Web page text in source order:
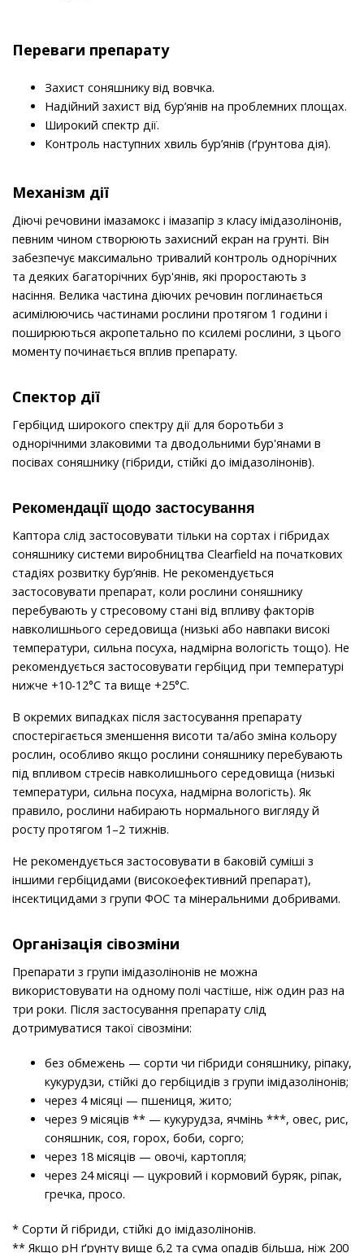
Переваги препарату
Захист соняшнику від вовчка.
Надійний захист від бур’янів на проблемних площах.
Широкий спектр дії.
Контроль наступних хвиль бур’янів (ґрунтова дія).
Механізм дії
Діючі речовини імазамокс і імазапір з класу імідазолінонів,
певним чином створюють захисний екран на грунті. Він
забезпечує максимально тривалий контроль однорічних
та деяких багаторічних бур'янів, які проростають з
насіння. Велика частина діючих речовин поглинається
асимілюючись частинами рослини протягом 1 години і
поширюються акропетально по ксилемі рослини, з цього
моменту починається вплив препарату.
Спектор дії
Гербіцид широкого спектру дії для боротьби з
однорічними злаковими та дводольними бур'янами в
посівах соняшнику (гібриди, стійкі до імідазолінонів).
Рекомендації щодо застосування
Каптора слід застосовувати тільки на сортах і гібридах
соняшнику системи виробництва Clearfield на початкових
стадіях розвитку бур’янів. Не рекомендується
застосовувати препарат, коли рослини соняшнику
перебувають у стресовому стані від впливу факторів
навколишнього середовища (низькі або навпаки високі
температури, сильна посуха, надмірна вологість тощо). Не
рекомендується застосовувати гербіцид при температурі
нижче +10-12°С та вище +25°С.
В окремих випадках після застосування препарату
спостерігається зменшення висоти та/або зміна кольору
рослин, особливо якщо рослини соняшнику перебувають
під впливом стресів навколишнього середовища (низькі
температури, сильна посуха, надмірна вологість). Як
правило, рослини набирають нормального вигляду й
росту протягом 1–2 тижнів.
Не рекомендується застосовувати в баковій суміші з
іншими гербіцидами (високоефективний препарат),
інсектицидами з групи ФОС та мінеральними добривами.
Організація сівозміни
Препарати з групи імідазолінонів не можна
використовувати на одному полі частіше, ніж один раз на
три роки. Після застосування препарату слід
дотримуватися такої сівозміни:
без обмежень — сорти чи гібриди соняшнику, ріпаку,
кукурудзи, стійкі до гербіцидів з групи імідазолінонів;
через 4 місяці — пшениця, жито;
через 9 місяців ** — кукурудза, ячмінь ***, овес, рис,
соняшник, соя, горох, боби, сорго;
через 18 місяців — овочі, картопля;
через 24 місяці — цукровий і кормовий буряк, ріпак,
гречка, просо.
* Сорти й гібриди, стійкі до імідазолінонів.
** Якщо рН ґрунту вище 6,2 та сума опадів більша, ніж 200